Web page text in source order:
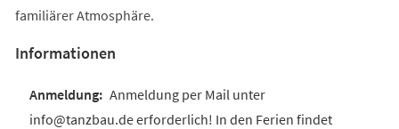
familiärer Atmosphäre.
Informationen
Anmeldung per Mail unter
info@tanzbau.de erforderlich! In den Ferien findet